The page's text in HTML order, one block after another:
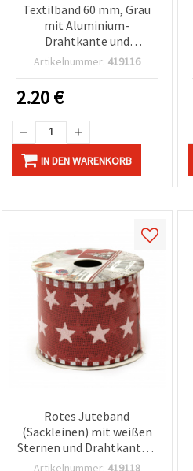
Textilband 60 mm, Grau
mit Aluminium-
Drahtkante und
Weihnachtsdruck,
Artikelnummer: 419116
2.20€
IN DEN WARENKORB
Rotes Juteband
(Sackleinen) mit weißen
Sternen und Drahtkante –
60 mm x 2,7 m –
Artikelnummer: 419118